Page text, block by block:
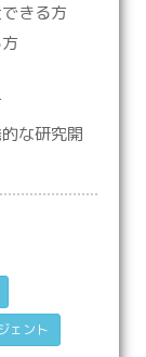
きる方
な研究開
ェント